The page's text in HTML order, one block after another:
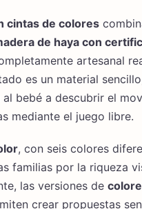
cintas de colores
de haya con
artesanal
es un material
bebé a descubrir el
mediante el juego libre.
, con seis colores
familias por la riqueza
las versiones de
crear propuestas